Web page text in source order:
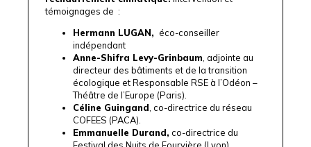
témoignages de :
Hermann LUGAN, éco-conseiller
indépendant
Anne-Shifra Levy-Grinbaum , adjointe au
directeur des bâtiments et de la transition
écologique et Responsable RSE à l’Odéon –
Théâtre de l’Europe (Paris)
Céline Guingand , co-directrice du réseau
COFEES (PACA).
Emmanuelle Durand, co-directrice du
Festival des Nuits de Fourvière (Lyon)